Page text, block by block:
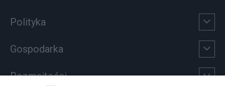
Polityka
Gospodarka
Rozmaitości